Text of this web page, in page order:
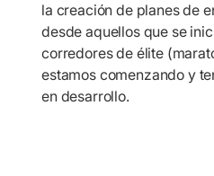
la creación de planes de
desde aquellos que se
corredores de élite
estamos comenzando y
en desarrollo.